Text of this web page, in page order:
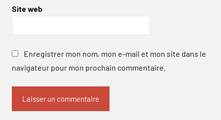
Site web
Enregistrer mon nom, mon e-mail et mon site dans le
navigateur pour mon prochain commentaire.